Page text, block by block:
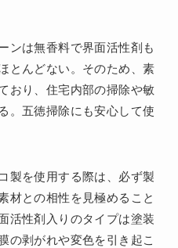
ンは無香料で界面活性剤も
とんどない。そのため、素
おり、住宅内部の掃除や敏
。五徳掃除にも安心して使
製を使用する際は、必ず製
材との相性を見極めること
活性剤入りのタイプは塗装
の剥がれや変色を引き起こ